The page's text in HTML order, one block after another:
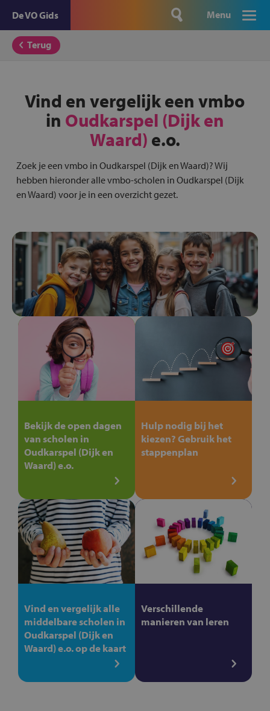
De VO Gids Menu
Terug
Vind en vergelijk een vmbo
in Oudkarspel (Dijk en
Waard) e.o.
Zoek je een vmbo in Oudkarspel (Dijk en Waard)? Wij
hebben hieronder alle vmbo-scholen in Oudkarspel (Dijk
en Waard) voor je in een overzicht gezet.
Bekijk de open dagen
van scholen in
Oudkarspel (Dijk en
Waard) e.o.
Hulp nodig bij het
kiezen? Gebruik het
stappenplan
Vind en vergelijk alle
middelbare scholen in
Oudkarspel (Dijk en
Waard) e.o. op de kaart
Verschillende
manieren van leren